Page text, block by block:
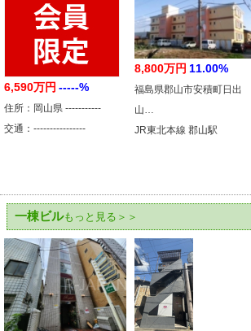
6,590万円 -----%
住所：岡山県 -----------
交通：----------------
8,800万円 11.00%
福島県郡山市安積町日出
山…
JR東北本線 郡山駅
一棟ビルもっと見る＞＞